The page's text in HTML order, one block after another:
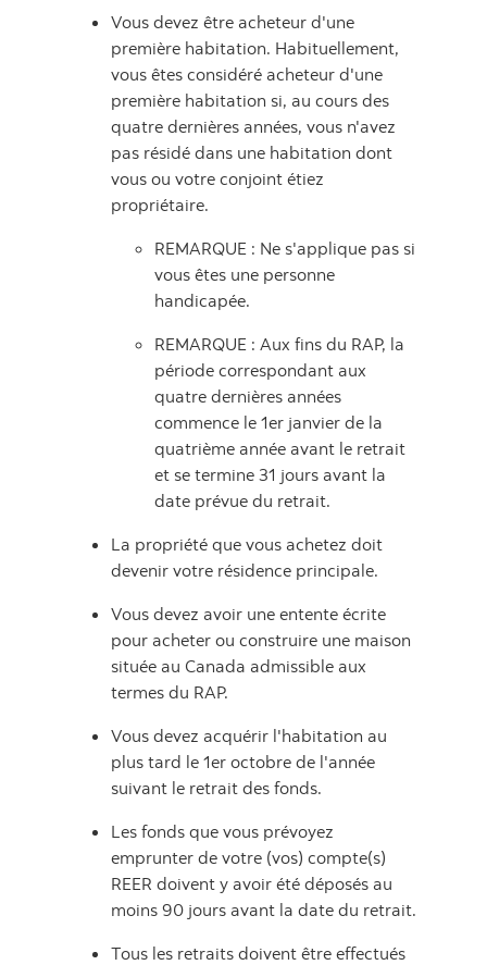
Vous devez être acheteur d'une
première habitation. Habituellement,
vous êtes considéré acheteur d'une
première habitation si, au cours des
quatre dernières années, vous n'avez
pas résidé dans une habitation dont
vous ou votre conjoint étiez
propriétaire.
REMARQUE : Ne s'applique pas si
vous êtes une personne
handicapée.
REMARQUE : Aux fins du RAP, la
période correspondant aux
quatre dernières années
commence le 1er janvier de la
quatrième année avant le retrait
et se termine 31 jours avant la
date prévue du retrait.
La propriété que vous achetez doit
devenir votre résidence principale.
Vous devez avoir une entente écrite
pour acheter ou construire une maison
située au Canada admissible aux
termes du RAP.
Vous devez acquérir l'habitation au
plus tard le 1er octobre de l'année
suivant le retrait des fonds.
Les fonds que vous prévoyez
emprunter de votre (vos) compte(s)
REER doivent y avoir été déposés au
moins 90 jours avant la date du retrait.
Tous les retraits doivent être effectués